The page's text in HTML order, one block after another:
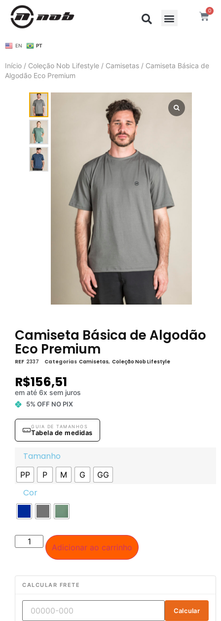
0
EN PT
Início / Coleção Nob Lifestyle / Camisetas / Camiseta Básica de
Algodão Eco Premium
Camiseta Básica de Algodão
Eco Premium
REF 2337 Categorias Camisetas, Coleção Nob Lifestyle
R$156,51
em até 6x sem juros
5% OFF NO PIX
GUIA DE TAMANHOS
Tabela de medidas
Tamanho
PP P M G GG
Cor
Adicionar ao carrinho
CALCULAR FRETE
Calcular